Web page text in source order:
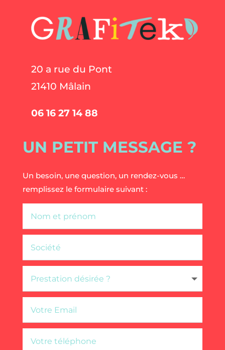
20 a rue du Pont
21410 Mâlain
06 16 27 14 88
UN PETIT MESSAGE ?
Un besoin, une question, un rendez-vous …
remplissez le formulaire suivant :